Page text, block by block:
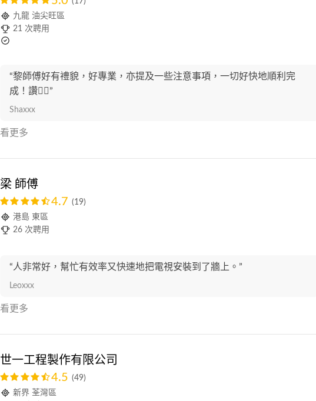
九龍 油尖旺區
21 次聘用
“黎師傅好有禮貌，好專業，亦提及一些注意事項，一切好快地順利完
成！讚👍🏻”
Shaxxx
看更多
梁 師傅
4.7 (19)
港島 東區
26 次聘用
“人非常好，幫忙有效率又快速地把電視安裝到了牆上。”
Leoxxx
看更多
世一工程製作有限公司
4.5 (49)
新界 荃灣區